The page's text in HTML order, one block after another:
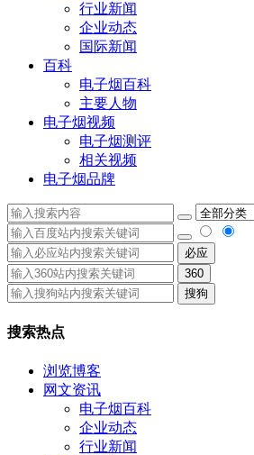
行业新闻
企业动态
国际新闻
百科
电子烟百科
主要人物
电子烟视频
电子烟测评
相关视频
电子烟品牌
必应
360
搜狗
搜索热点
浏览博客
网文资讯
电子烟百科
企业动态
行业新闻